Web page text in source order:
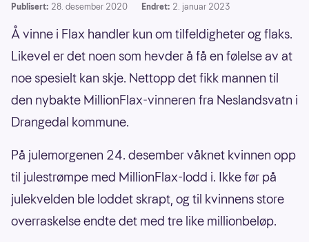
Publisert: 28. desember 2020 Endret: 2. januar 2023
Å vinne i Flax handler kun om tilfeldigheter og flaks.
Likevel er det noen som hevder å få en følelse av at
noe spesielt kan skje. Nettopp det fikk mannen til
den nybakte MillionFlax-vinneren fra Neslandsvatn i
Drangedal kommune.
På julemorgenen 24. desember våknet kvinnen opp
til julestrømpe med MillionFlax-lodd i. Ikke før på
julekvelden ble loddet skrapt, og til kvinnens store
overraskelse endte det med tre like millionbeløp.